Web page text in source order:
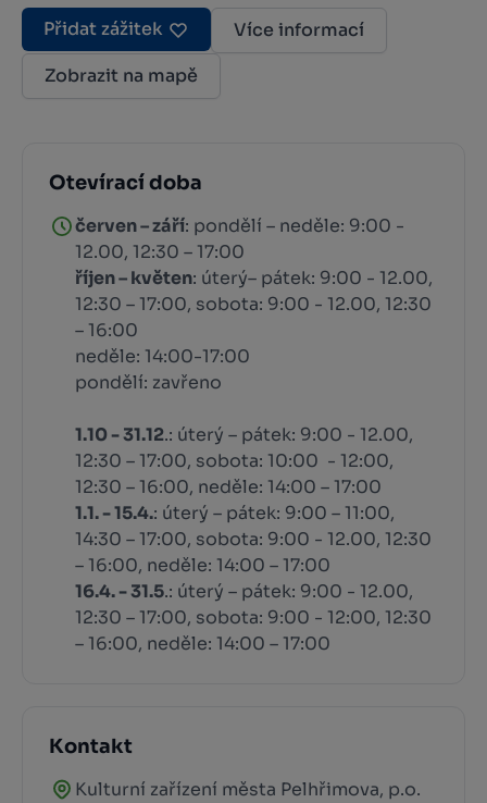
Přidat zážitek
Více informací
Zobrazit na mapě
Otevírací doba
červen – září: pondělí – neděle: 9:00 -
12.00, 12:30 – 17:00
říjen – květen: úterý– pátek: 9:00 - 12.00,
12:30 – 17:00, sobota: 9:00 - 12.00, 12:30
– 16:00
neděle: 14:00-17:00
pondělí: zavřeno
1.10 - 31.12.: úterý – pátek: 9:00 - 12.00,
12:30 – 17:00, sobota: 10:00 - 12:00,
12:30 – 16:00, neděle: 14:00 – 17:00
1.1. - 15.4.: úterý – pátek: 9:00 – 11:00,
14:30 – 17:00, sobota: 9:00 - 12.00, 12:30
– 16:00, neděle: 14:00 – 17:00
16.4. - 31.5.: úterý – pátek: 9:00 - 12.00,
12:30 – 17:00, sobota: 9:00 - 12:00, 12:30
– 16:00, neděle: 14:00 – 17:00
Kontakt
Kulturní zařízení města Pelhřimova, p.o.